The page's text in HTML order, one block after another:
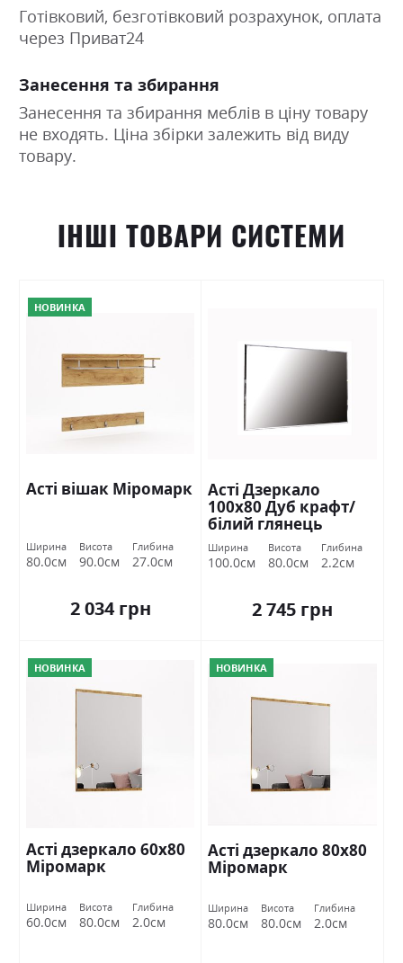
Готівковий, безготівковий розрахунок, оплата
через Приват24
Занесення та збирання
Занесення та збирання меблів в ціну товару
не входять. Ціна збірки залежить від виду
товару.
ІНШІ ТОВАРИ СИСТЕМИ
НОВИНКА
Асті вішак Міромарк
Ширина
80.0см
Висота
90.0см
Глибина
27.0см
2 034 грн
Асті Дзеркало
100х80 Дуб крафт/
білий глянець
Міромарк
Ширина
100.0см
Висота
80.0см
Глибина
2.2см
2 745 грн
НОВИНКА
Асті дзеркало 60х80
Міромарк
Ширина
60.0см
Висота
80.0см
Глибина
2.0см
НОВИНКА
Асті дзеркало 80х80
Міромарк
Ширина
80.0см
Висота
80.0см
Глибина
2.0см